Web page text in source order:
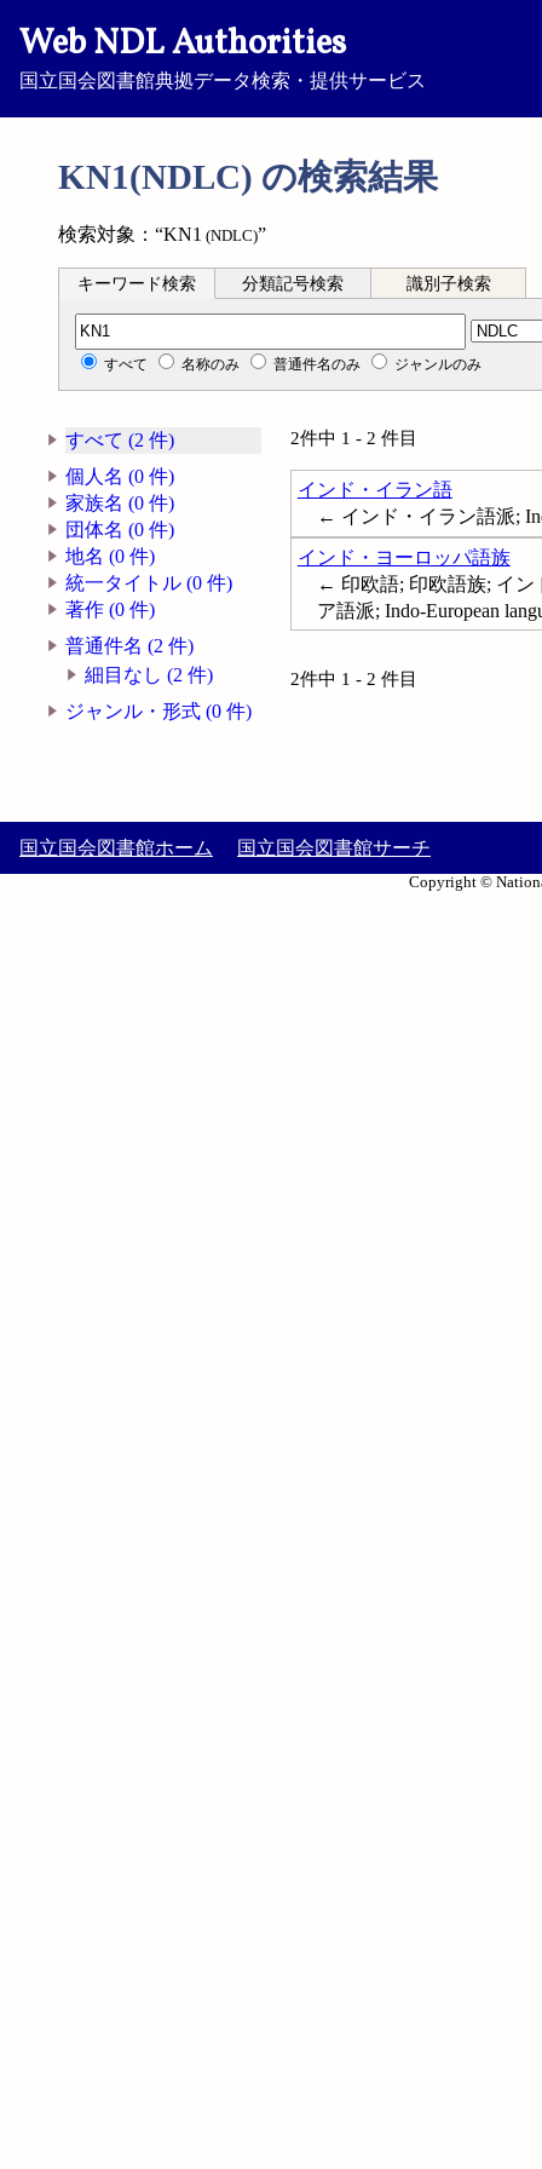
Web NDL Authorities
国立国会図書館典拠データ検索・提供サービス
KN1(NDLC) の検索結果
検索対象：“KN1 (NDLC)”
キーワード検索 分類記号検索 識別子検索
分類記号検索
すべて 名称のみ 普通件名のみ ジャンルのみ
すべて (2 件)
個人名 (0 件)
家族名 (0 件)
団体名 (0 件)
地名 (0 件)
統一タイトル (0 件)
著作 (0 件)
普通件名 (2 件)
細目なし (2 件)
ジャンル・形式 (0 件)
2件中 1 - 2 件目
インド・イラン語
← インド・イラン語派;
インド・ヨーロッパ語族
← 印欧語; 印欧語族; イン
ア語派; Indo-European
2件中 1 - 2 件目
国立国会図書館ホーム 国立国会図書館サーチ
Copyright ©